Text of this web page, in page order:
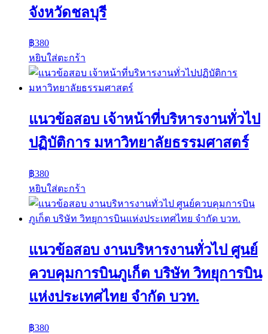
จังหวัดชลบุรี
฿380
หยิบใส่ตะกร้า
แนวข้อสอบ เจ้าหน้าที่บริหารงานทั่วไป
ปฏิบัติการ มหาวิทยาลัยธรรมศาสตร์
฿380
หยิบใส่ตะกร้า
แนวข้อสอบ งานบริหารงานทั่วไป ศูนย์
ควบคุมการบินภูเก็ต บริษัท วิทยุการบิน
แห่งประเทศไทย จำกัด บวท.
฿380